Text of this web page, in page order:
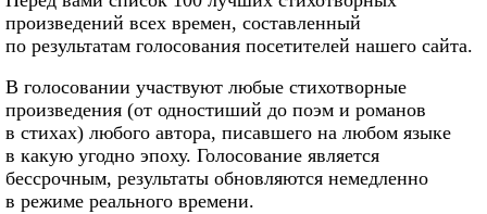
произведений всех времен, составленный
по результатам голосования посетителей нашего сайта.
В голосовании участвуют любые стихотворные
произведения (от одностиший до поэм и романов
в стихах) любого автора, писавшего на любом языке
в какую угодно эпоху. Голосование является
бессрочным, результаты обновляются немедленно
в режиме реального времени.